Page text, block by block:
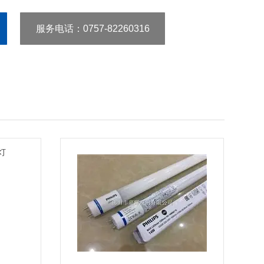
服务电话：0757-82260316